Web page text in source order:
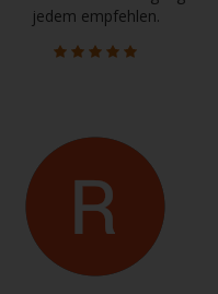
jedem empfehlen.